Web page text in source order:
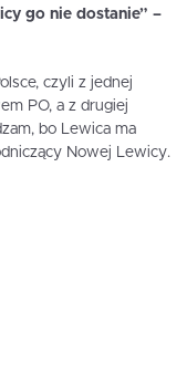
go nie dostanie” –
czyli z jednej
PO, a z drugiej
bo Lewica ma
Nowej Lewicy.